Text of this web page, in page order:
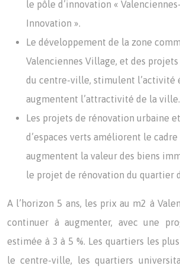
le pôle d’innovation «
Innovation ».
Le développement de la zone
Valenciennes Village, et des
du centre-ville, stimulent l’activité
augmentent l’attractivité de la ville.
Les projets de rénovation urbaine
d’espaces verts améliorent le
augmentent la valeur des biens
le projet de rénovation du quartier
A l’horizon 5 ans, les prix au m2 à
continuer à augmenter, avec une
estimée à 3 à 5 %. Les quartiers les
le centre-ville, les quartiers